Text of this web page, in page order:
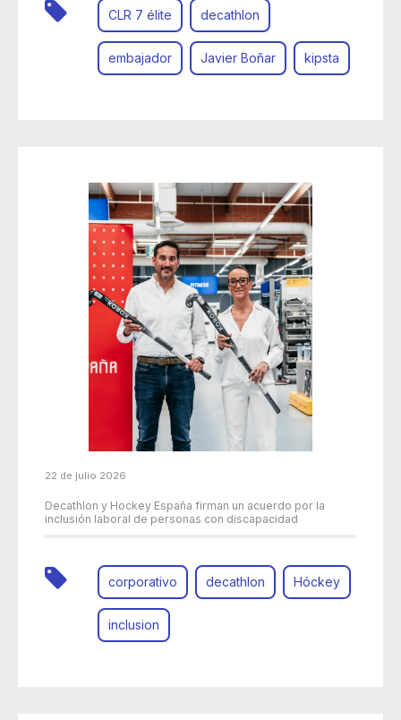
CLR 7 élite decathlon
embajador Javier Boñar kipsta
22 de julio 2026
Decathlon y Hockey España firman un acuerdo por la
inclusión laboral de personas con discapacidad
corporativo decathlon Hóckey
inclusion